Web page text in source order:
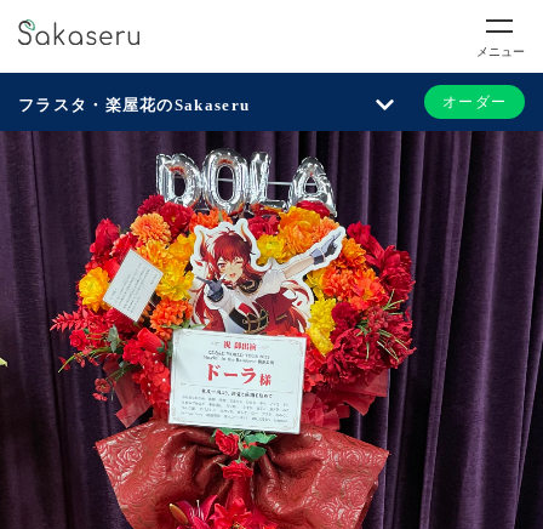
メニュー
フラスタ・楽屋花のSakaseru オーダー